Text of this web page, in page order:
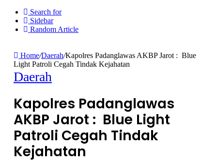
Search for
Sidebar
Random Article
Home/Daerah/Kapolres Padanglawas AKBP Jarot : Blue
Light Patroli Cegah Tindak Kejahatan
Daerah
Kapolres Padanglawas
AKBP Jarot : Blue Light
Patroli Cegah Tindak
Kejahatan